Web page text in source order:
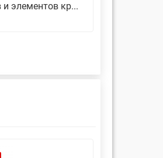
элементов кр...